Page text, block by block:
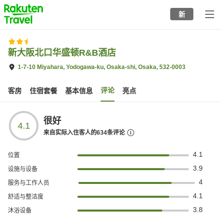
to
top
page
新
新大阪北口华盛顿R&B酒店
1-7-10 Miyahara, Yodogawa-ku, Osaka-shi, Osaka, 532-0003
客房 住宿套餐 基本信息 评论 亮点
4.1 很好
来自实际入住客人的634条评论
位置 4.1
设施与设备 3.9
服务与工作人员 4
舒适与整洁度 4.1
沐浴设备 3.8